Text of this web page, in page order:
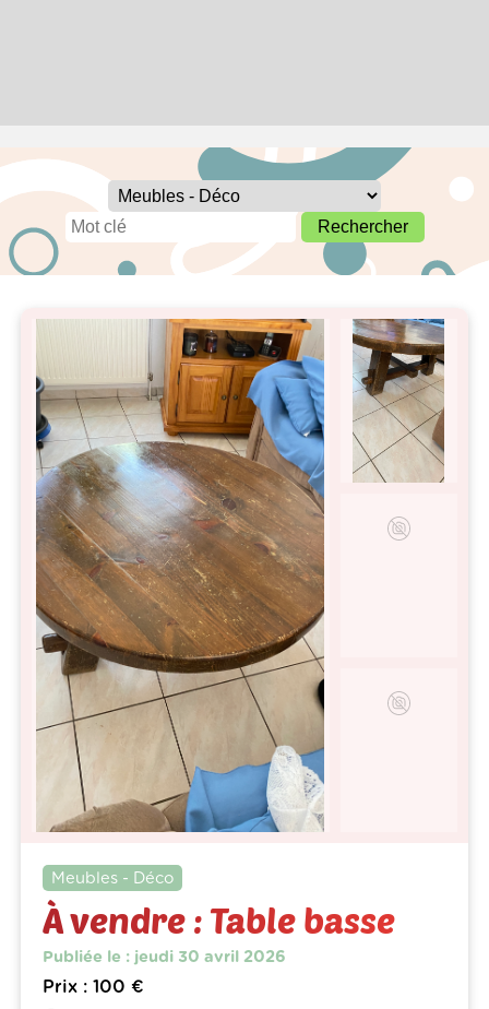
Meubles - Déco
À vendre : Table basse
Publiée le : jeudi 30 avril 2026
Prix : 100 €